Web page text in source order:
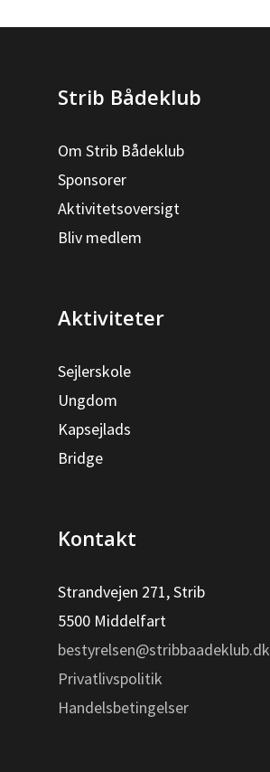
Strib Bådeklub
Om Strib Bådeklub
Sponsorer
Aktivitetsoversigt
Bliv medlem
Aktiviteter
Sejlerskole
Ungdom
Kapsejlads
Bridge
Kontakt
Strandvejen 271, Strib
5500 Middelfart
bestyrelsen@stribbaadeklub.dk
Privatlivspolitik
Handelsbetingelser